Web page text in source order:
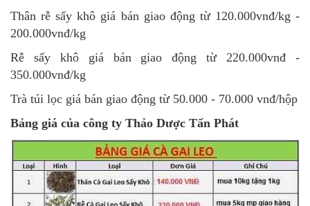
Thân rễ sấy khô giá bán giao động từ 120.000vnđ/kg -
200.000vnđ/kg
Rễ sấy khô giá bán giao động từ 220.000vnđ -
350.000vnđ/kg
Trà túi lọc giá bán giao động từ 50.000 - 70.000 vnđ/hộp
Bảng giá của công ty Thảo Dược Tấn Phát